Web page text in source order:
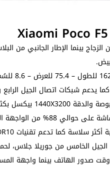
بينما الإطار الجانبي من
يدعم شبكات اتصال الجيل
الخامس من جوريلا جلاس،